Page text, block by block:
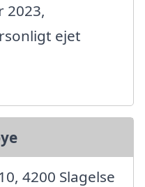
2023,
ejet
4200 Slagelse